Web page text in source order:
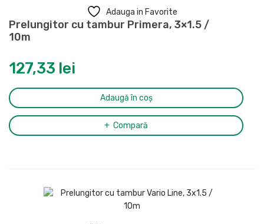
Adauga in Favorite
Prelungitor cu tambur Primera, 3×1.5 /
10m
127,33 lei
Adaugă în coș
Compară